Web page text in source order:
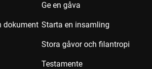
dokument
Ge en gåva
Starta en insamling
Stora gåvor och filantropi
Testamente